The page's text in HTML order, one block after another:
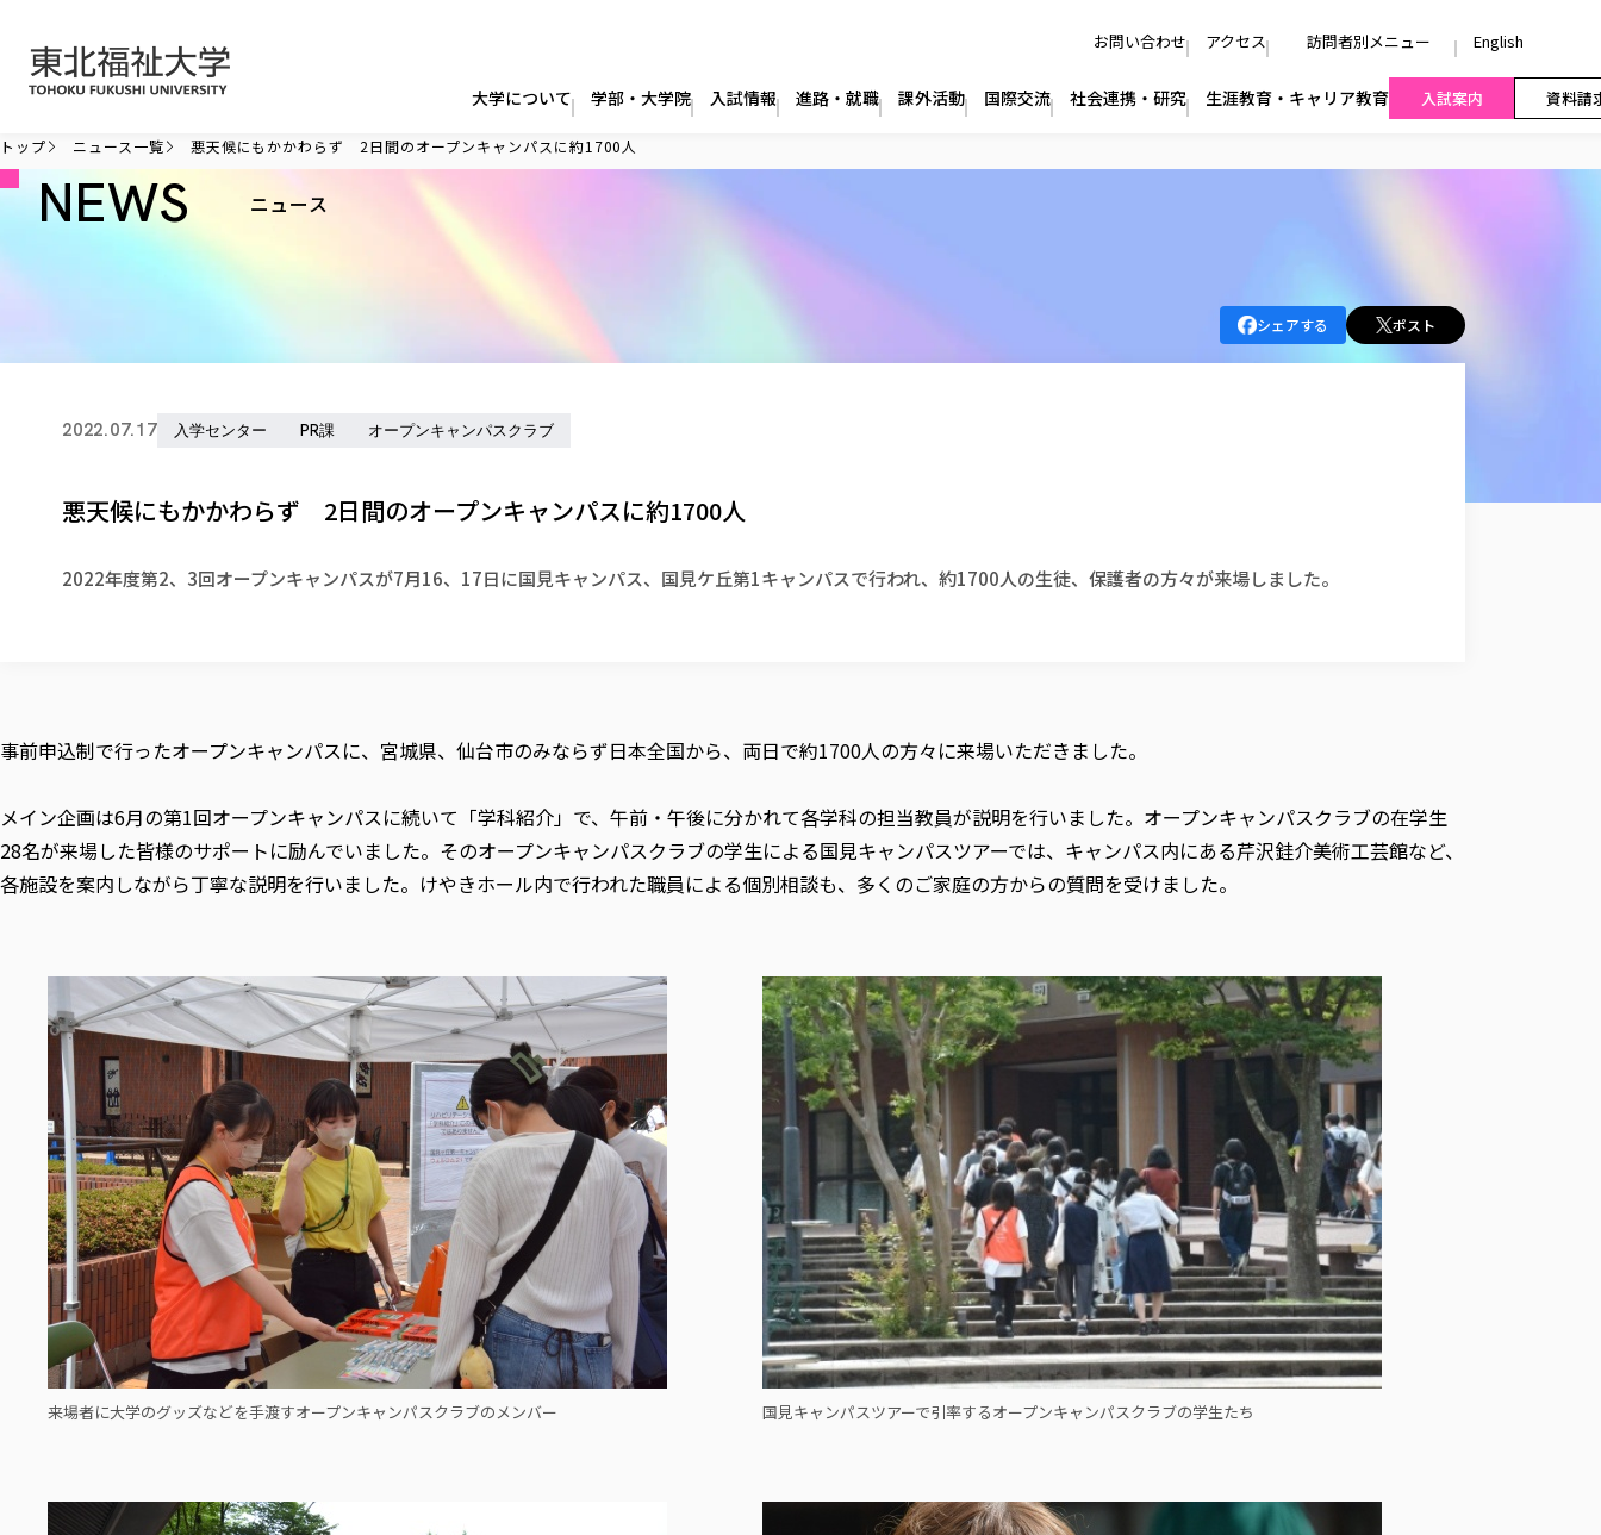
お問い合わせ アクセス 訪問者別メニュー English
大学について 学部・大学院 入試情報 進路・就職 課外活動 国際交流 社会連携・研究 生涯教育・キャリア教育 入試案内 資料請
トップ ニュース一覧 悪天候にもかかわらず 2日間のオープンキャンパスに約1700人
NEWS ニュース
シェアする ポスト
2022.07.17 入学センター PR課 オープンキャンパスクラブ
悪天候にもかかわらず 2日間のオープンキャンパスに約1700人
2022年度第2、3回オープンキャンパスが7月16、17日に国見キャンパス、国見ケ丘第1キャンパスで行われ、約1700人の生徒、保護者の方々が来場しました。
事前申込制で行ったオープンキャンパスに、宮城県、仙台市のみならず日本全国から、両日で約1700人の方々に来場いただきました。
メイン企画は6月の第1回オープンキャンパスに続いて「学科紹介」で、午前・午後に分かれて各学科の担当教員が説明を行いました。オープンキャンパスクラブの在学生
28名が来場した皆様のサポートに励んでいました。そのオープンキャンパスクラブの学生による国見キャンパスツアーでは、キャンパス内にある芹沢銈介美術工芸館など、
各施設を案内しながら丁寧な説明を行いました。けやきホール内で行われた職員による個別相談も、多くのご家庭の方からの質問を受けました。
来場者に大学のグッズなどを手渡すオープンキャンパスクラブのメンバー 国見キャンパスツアーで引率するオープンキャンパスクラブの学生たち